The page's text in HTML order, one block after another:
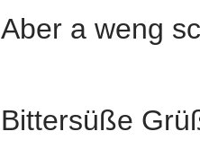
Aber a weng
Bittersüße